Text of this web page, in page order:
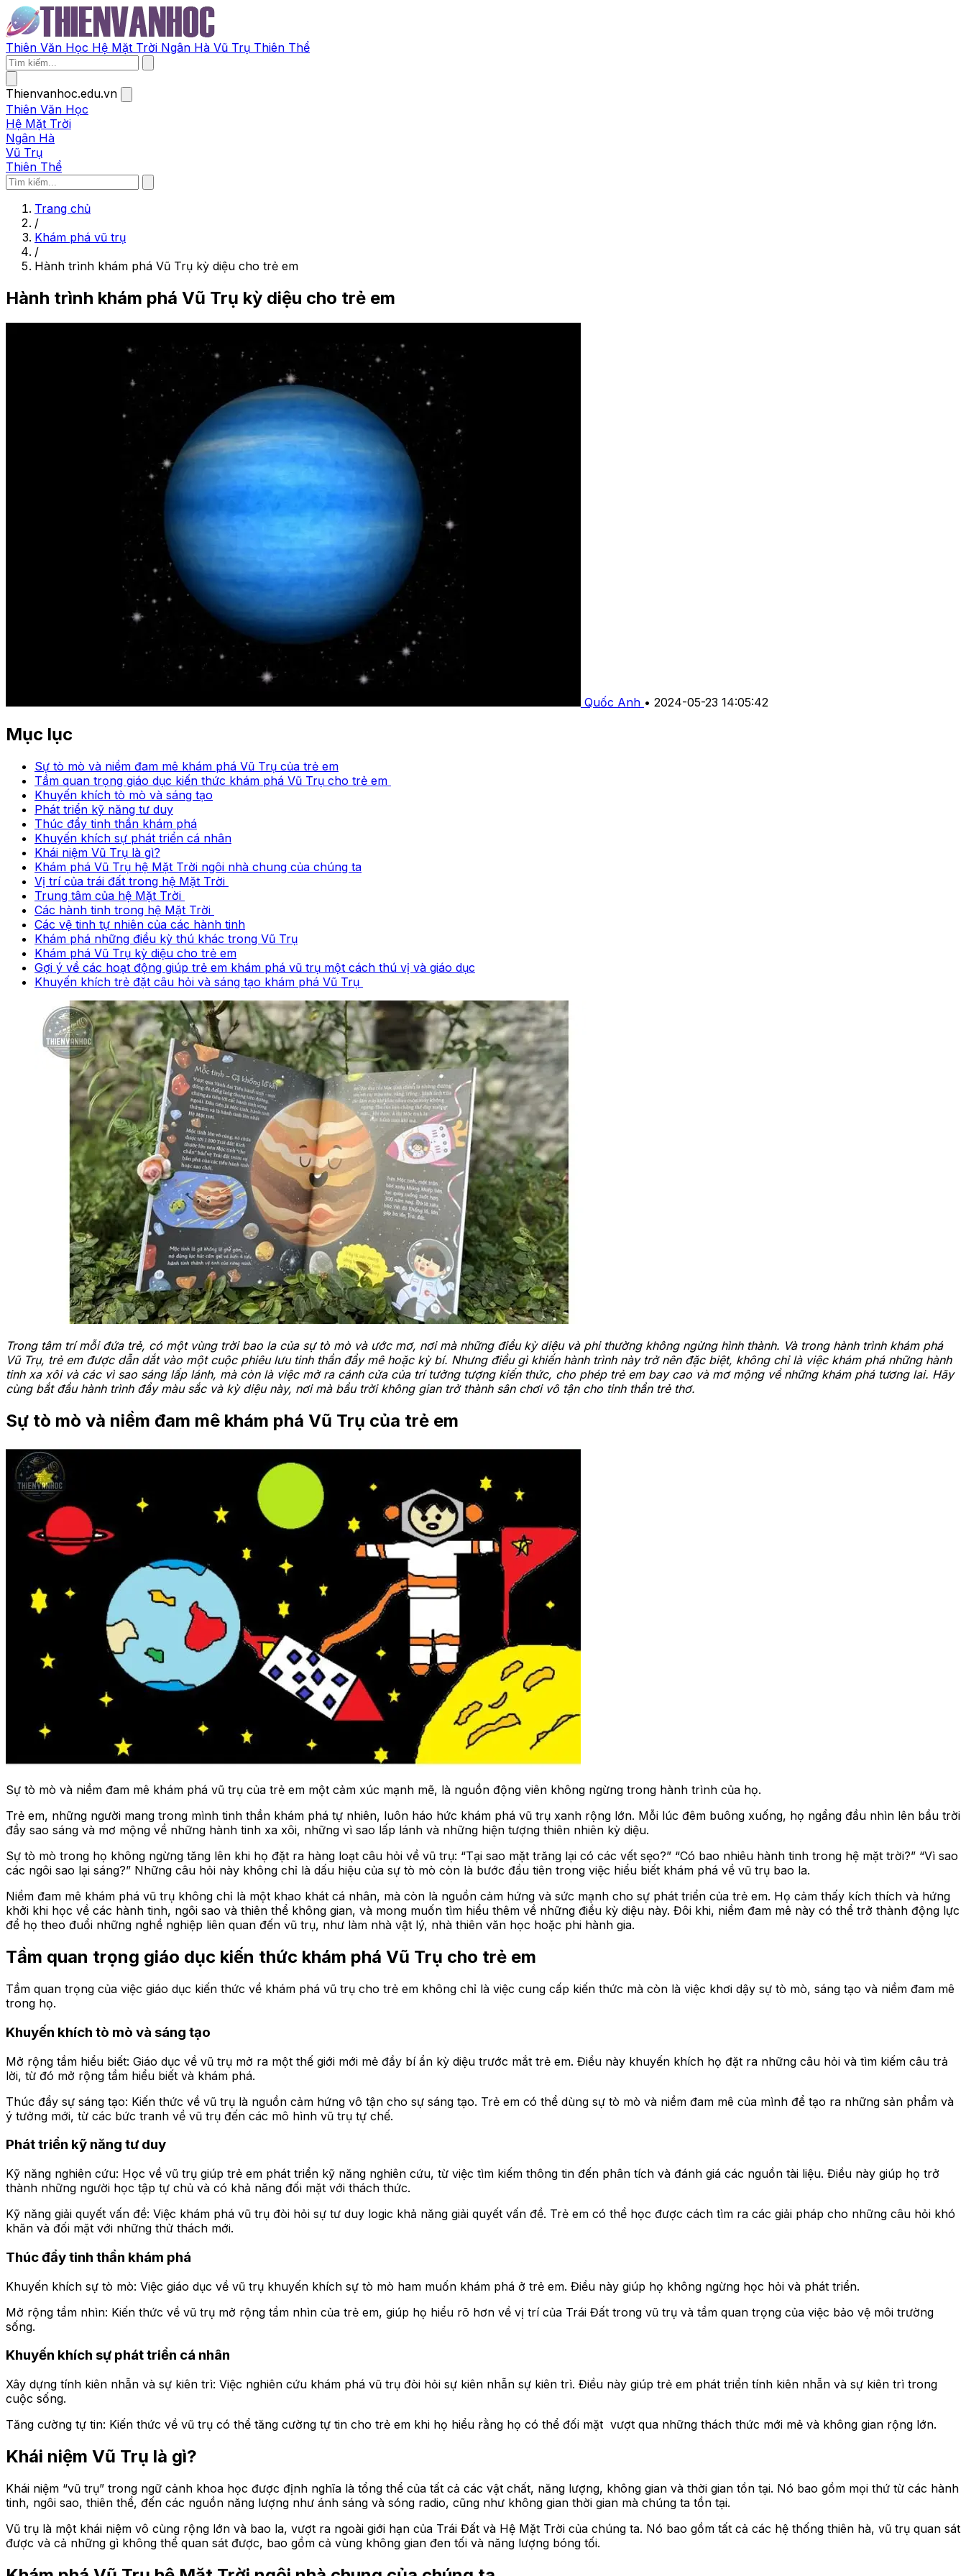
Thiên Văn Học Hệ Mặt Trời Ngân Hà Vũ Trụ Thiên Thể
Thienvanhoc.edu.vn
Thiên Văn Học
Hệ Mặt Trời
Ngân Hà
Vũ Trụ
Thiên Thể
Trang chủ
/
Khám phá vũ trụ
/
Hành trình khám phá Vũ Trụ kỳ diệu cho trẻ em
Hành trình khám phá Vũ Trụ kỳ diệu cho trẻ em
Quốc Anh • 2024-05-23 14:05:42
Mục lục
Sự tò mò và niềm đam mê khám phá Vũ Trụ của trẻ em
Tầm quan trọng giáo dục kiến thức khám phá Vũ Trụ cho trẻ em
Khuyến khích tò mò và sáng tạo
Phát triển kỹ năng tư duy
Thúc đẩy tinh thần khám phá
Khuyến khích sự phát triển cá nhân
Khái niệm Vũ Trụ là gì?
Khám phá Vũ Trụ hệ Mặt Trời ngôi nhà chung của chúng ta
Vị trí của trái đất trong hệ Mặt Trời
Trung tâm của hệ Mặt Trời
Các hành tinh trong hệ Mặt Trời
Các vệ tinh tự nhiên của các hành tinh
Khám phá những điều kỳ thú khác trong Vũ Trụ
Khám phá Vũ Trụ kỳ diệu cho trẻ em
Gợi ý về các hoạt động giúp trẻ em khám phá vũ trụ một cách thú vị và giáo dục
Khuyến khích trẻ đặt câu hỏi và sáng tạo khám phá Vũ Trụ
Trong tâm trí mỗi đứa trẻ, có một vùng trời bao la của sự tò mò và ước mơ, nơi mà những điều kỳ diệu và phi thường không ngừng hình thành. Và trong hành trình khám phá
Vũ Trụ, trẻ em được dẫn dắt vào một cuộc phiêu lưu tinh thần đầy mê hoặc kỳ bí. Nhưng điều gì khiến hành trình này trở nên đặc biệt, không chỉ là việc khám phá những hành
tinh xa xôi và các vì sao sáng lấp lánh, mà còn là việc mở ra cánh cửa của trí tưởng tượng kiến thức, cho phép trẻ em bay cao và mơ mộng về những khám phá tương lai. Hãy
cùng bắt đầu hành trình đầy màu sắc và kỳ diệu này, nơi mà bầu trời không gian trở thành sân chơi vô tận cho tinh thần trẻ thơ.
Sự tò mò và niềm đam mê khám phá Vũ Trụ của trẻ em
Sự tò mò và niềm đam mê khám phá vũ trụ của trẻ em một cảm xúc mạnh mẽ, là nguồn động viên không ngừng trong hành trình của họ.
Trẻ em, những người mang trong mình tinh thần khám phá tự nhiên, luôn háo hức khám phá vũ trụ xanh rộng lớn. Mỗi lúc đêm buông xuống, họ ngẩng đầu nhìn lên bầu trời
đầy sao sáng và mơ mộng về những hành tinh xa xôi, những vì sao lấp lánh và những hiện tượng thiên nhiên kỳ diệu.
Sự tò mò trong họ không ngừng tăng lên khi họ đặt ra hàng loạt câu hỏi về vũ trụ: “Tại sao mặt trăng lại có các vết sẹo?” “Có bao nhiêu hành tinh trong hệ mặt trời?” “Vì sao
các ngôi sao lại sáng?” Những câu hỏi này không chỉ là dấu hiệu của sự tò mò còn là bước đầu tiên trong việc hiểu biết khám phá về vũ trụ bao la.
Niềm đam mê khám phá vũ trụ không chỉ là một khao khát cá nhân, mà còn là nguồn cảm hứng và sức mạnh cho sự phát triển của trẻ em. Họ cảm thấy kích thích và hứng
khởi khi học về các hành tinh, ngôi sao và thiên thể không gian, và mong muốn tìm hiểu thêm về những điều kỳ diệu này. Đôi khi, niềm đam mê này có thể trở thành động lực
để họ theo đuổi những nghề nghiệp liên quan đến vũ trụ, như làm nhà vật lý, nhà thiên văn học hoặc phi hành gia.
Tầm quan trọng giáo dục kiến thức khám phá Vũ Trụ cho trẻ em
Tầm quan trọng của việc giáo dục kiến thức về khám phá vũ trụ cho trẻ em không chỉ là việc cung cấp kiến thức mà còn là việc khơi dậy sự tò mò, sáng tạo và niềm đam mê
trong họ.
Khuyến khích tò mò và sáng tạo
Mở rộng tầm hiểu biết: Giáo dục về vũ trụ mở ra một thế giới mới mẻ đầy bí ẩn kỳ diệu trước mắt trẻ em. Điều này khuyến khích họ đặt ra những câu hỏi và tìm kiếm câu trả
lời, từ đó mở rộng tầm hiểu biết và khám phá.
Thúc đẩy sự sáng tạo: Kiến thức về vũ trụ là nguồn cảm hứng vô tận cho sự sáng tạo. Trẻ em có thể dùng sự tò mò và niềm đam mê của mình để tạo ra những sản phẩm và
ý tưởng mới, từ các bức tranh về vũ trụ đến các mô hình vũ trụ tự chế.
Phát triển kỹ năng tư duy
Kỹ năng nghiên cứu: Học về vũ trụ giúp trẻ em phát triển kỹ năng nghiên cứu, từ việc tìm kiếm thông tin đến phân tích và đánh giá các nguồn tài liệu. Điều này giúp họ trở
thành những người học tập tự chủ và có khả năng đối mặt với thách thức.
Kỹ năng giải quyết vấn đề: Việc khám phá vũ trụ đòi hỏi sự tư duy logic khả năng giải quyết vấn đề. Trẻ em có thể học được cách tìm ra các giải pháp cho những câu hỏi khó
khăn và đối mặt với những thử thách mới.
Thúc đẩy tinh thần khám phá
Khuyến khích sự tò mò: Việc giáo dục về vũ trụ khuyến khích sự tò mò ham muốn khám phá ở trẻ em. Điều này giúp họ không ngừng học hỏi và phát triển.
Mở rộng tầm nhìn: Kiến thức về vũ trụ mở rộng tầm nhìn của trẻ em, giúp họ hiểu rõ hơn về vị trí của Trái Đất trong vũ trụ và tầm quan trọng của việc bảo vệ môi trường
sống.
Khuyến khích sự phát triển cá nhân
Xây dựng tính kiên nhẫn và sự kiên trì: Việc nghiên cứu khám phá vũ trụ đòi hỏi sự kiên nhẫn sự kiên trì. Điều này giúp trẻ em phát triển tính kiên nhẫn và sự kiên trì trong
cuộc sống.
Tăng cường tự tin: Kiến thức về vũ trụ có thể tăng cường tự tin cho trẻ em khi họ hiểu rằng họ có thể đối mặt vượt qua những thách thức mới mẻ và không gian rộng lớn.
Khái niệm Vũ Trụ là gì?
Khái niệm “vũ trụ” trong ngữ cảnh khoa học được định nghĩa là tổng thể của tất cả các vật chất, năng lượng, không gian và thời gian tồn tại. Nó bao gồm mọi thứ từ các hành
tinh, ngôi sao, thiên thể, đến các nguồn năng lượng như ánh sáng và sóng radio, cũng như không gian thời gian mà chúng ta tồn tại.
Vũ trụ là một khái niệm vô cùng rộng lớn và bao la, vượt ra ngoài giới hạn của Trái Đất và Hệ Mặt Trời của chúng ta. Nó bao gồm tất cả các hệ thống thiên hà, vũ trụ quan sát
được và cả những gì không thể quan sát được, bao gồm cả vùng không gian đen tối và năng lượng bóng tối.